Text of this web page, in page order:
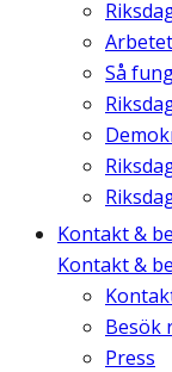
Så
Kontakt &
Kontakt &
Besök
Press